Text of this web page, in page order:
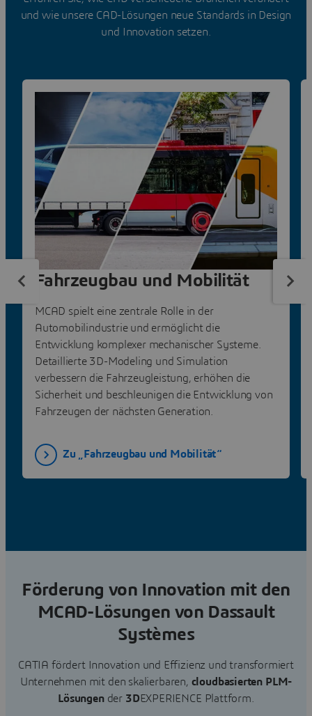
und wie unsere CAD-Lösungen neue Standards in Design
und Innovation setzen.
Fahrzeugbau und Mobilität
MCAD spielt eine zentrale Rolle in der
Automobilindustrie und ermöglicht die
Entwicklung komplexer mechanischer Systeme.
Detaillierte 3D-Modeling und Simulation
verbessern die Fahrzeugleistung, erhöhen die
Sicherheit und beschleunigen die Entwicklung von
Fahrzeugen der nächsten Generation.
Zu „Fahrzeugbau und Mobilität“
Förderung von Innovation mit den
MCAD-Lösungen von Dassault
Systèmes
CATIA fördert Innovation und Effizienz und transformiert
Unternehmen mit den skalierbaren, cloudbasierten PLM-
Lösungender 3DEXPERIENCE Plattform.